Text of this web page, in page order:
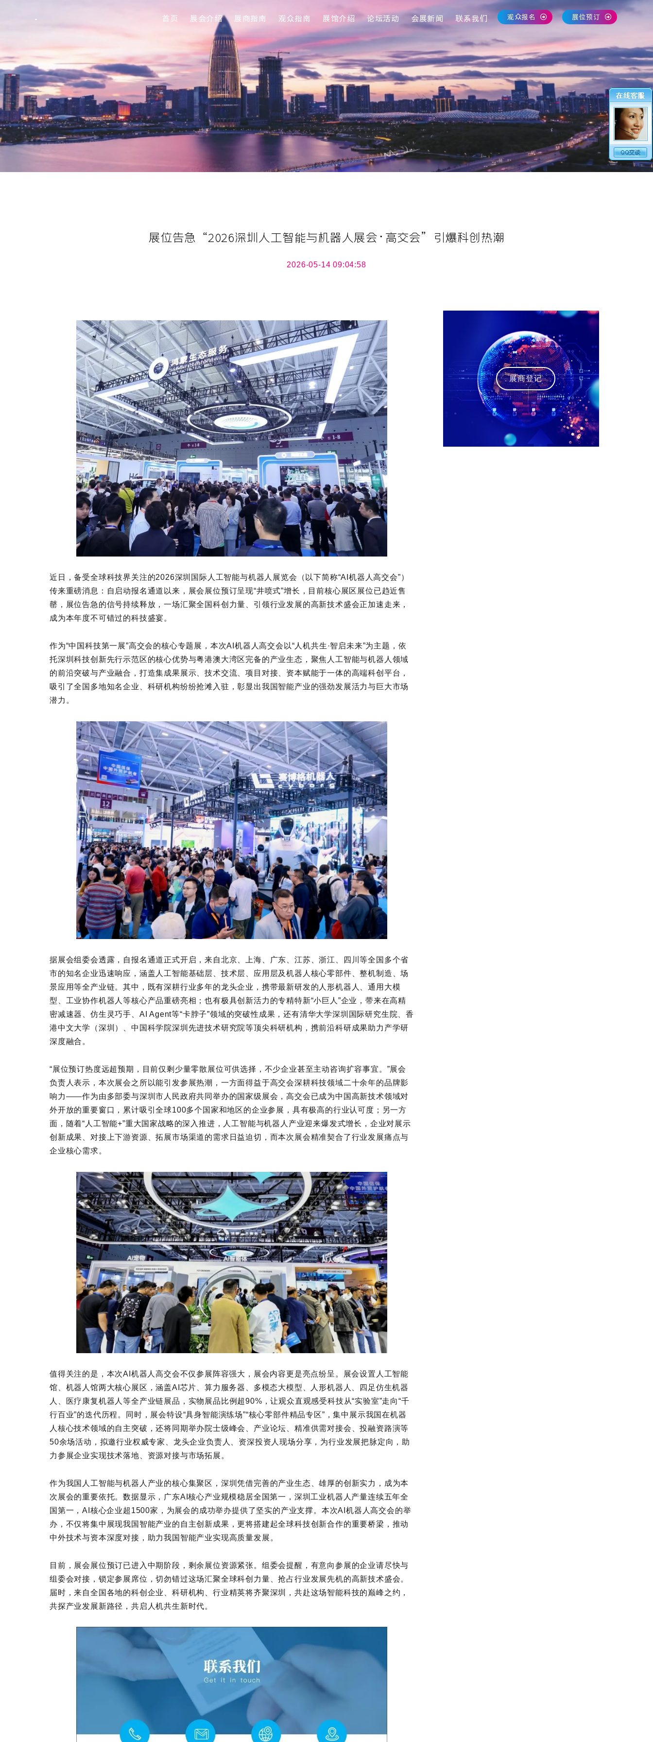
首页 展会介绍 展商指南 观众指南 展馆介绍 论坛活动 会展新闻 联系我们 观众报名 展位预订
展位告急“2026深圳人工智能与机器人展会·高交会”引爆科创热潮
2026-05-14 09:04:58
近日，备受全球科技界关注的2026深圳国际人工智能与机器人展览会（以下简称“AI机器人高交会”）
传来重磅消息：自启动报名通道以来，展会展位预订呈现“井喷式”增长，目前核心展区展位已趋近售
罄，展位告急的信号持续释放，一场汇聚全国科创力量、引领行业发展的高新技术盛会正加速走来，
成为本年度不可错过的科技盛宴。
作为“中国科技第一展”高交会的核心专题展，本次AI机器人高交会以“人机共生·智启未来”为主题，依
托深圳科技创新先行示范区的核心优势与粤港澳大湾区完备的产业生态，聚焦人工智能与机器人领域
的前沿突破与产业融合，打造集成果展示、技术交流、项目对接、资本赋能于一体的高端科创平台，
吸引了全国多地知名企业、科研机构纷纷抢滩入驻，彰显出我国智能产业的强劲发展活力与巨大市场
潜力。
据展会组委会透露，自报名通道正式开启，来自北京、上海、广东、江苏、浙江、四川等全国多个省
市的知名企业迅速响应，涵盖人工智能基础层、技术层、应用层及机器人核心零部件、整机制造、场
景应用等全产业链。其中，既有深耕行业多年的龙头企业，携带最新研发的人形机器人、通用大模
型、工业协作机器人等核心产品重磅亮相；也有极具创新活力的专精特新“小巨人”企业，带来在高精
密减速器、仿生灵巧手、AI Agent等“卡脖子”领域的突破性成果，还有清华大学深圳国际研究生院、香
港中文大学（深圳）、中国科学院深圳先进技术研究院等顶尖科研机构，携前沿科研成果助力产学研
深度融合。
“展位预订热度远超预期，目前仅剩少量零散展位可供选择，不少企业甚至主动咨询扩容事宜。”展会
负责人表示，本次展会之所以能引发参展热潮，一方面得益于高交会深耕科技领域二十余年的品牌影
响力——作为由多部委与深圳市人民政府共同举办的国家级展会，高交会已成为中国高新技术领域对
外开放的重要窗口，累计吸引全球100多个国家和地区的企业参展，具有极高的行业认可度；另一方
面，随着“人工智能+”重大国家战略的深入推进，人工智能与机器人产业迎来爆发式增长，企业对展示
创新成果、对接上下游资源、拓展市场渠道的需求日益迫切，而本次展会精准契合了行业发展痛点与
企业核心需求。
值得关注的是，本次AI机器人高交会不仅参展阵容强大，展会内容更是亮点纷呈。展会设置人工智能
馆、机器人馆两大核心展区，涵盖AI芯片、算力服务器、多模态大模型、人形机器人、四足仿生机器
人、医疗康复机器人等全产业链展品，实物展品比例超90%，让观众直观感受科技从“实验室”走向“千
行百业”的迭代历程。同时，展会特设“具身智能演练场”“核心零部件精品专区”，集中展示我国在机器
人核心技术领域的自主突破，还将同期举办院士级峰会、产业论坛、精准供需对接会、投融资路演等
50余场活动，拟邀行业权威专家、龙头企业负责人、资深投资人现场分享，为行业发展把脉定向，助
力参展企业实现技术落地、资源对接与市场拓展。
作为我国人工智能与机器人产业的核心集聚区，深圳凭借完善的产业生态、雄厚的创新实力，成为本
次展会的重要依托。数据显示，广东AI核心产业规模稳居全国第一，深圳工业机器人产量连续五年全
国第一，AI核心企业超1500家，为展会的成功举办提供了坚实的产业支撑。本次AI机器人高交会的举
办，不仅将集中展现我国智能产业的自主创新成果，更将搭建起全球科技创新合作的重要桥梁，推动
中外技术与资本深度对接，助力我国智能产业实现高质量发展。
目前，展会展位预订已进入中期阶段，剩余展位资源紧张。组委会提醒，有意向参展的企业请尽快与
组委会对接，锁定参展席位，切勿错过这场汇聚全球科创力量、抢占行业发展先机的高新技术盛会。
届时，来自全国各地的科创企业、科研机构、行业精英将齐聚深圳，共赴这场智能科技的巅峰之约，
共探产业发展新路径，共启人机共生新时代。
展商登记